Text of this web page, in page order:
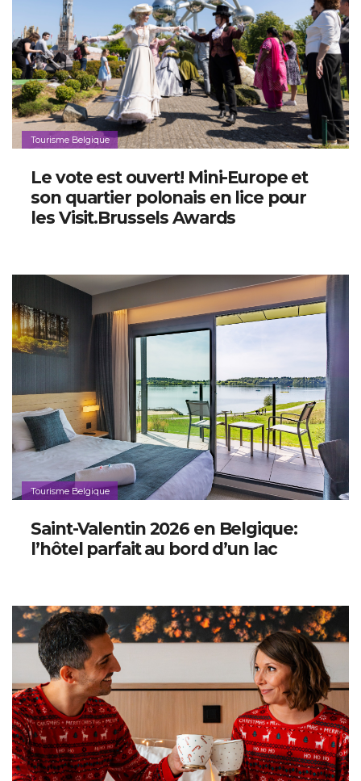
Tourisme Belgique
Le vote est ouvert! Mini-Europe et
son quartier polonais en lice pour
les Visit.Brussels Awards
Tourisme Belgique
Saint-Valentin 2026 en Belgique:
l’hôtel parfait au bord d’un lac